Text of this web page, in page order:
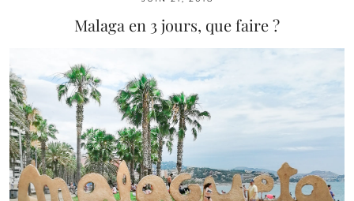
Malaga en 3 jours, que faire ?